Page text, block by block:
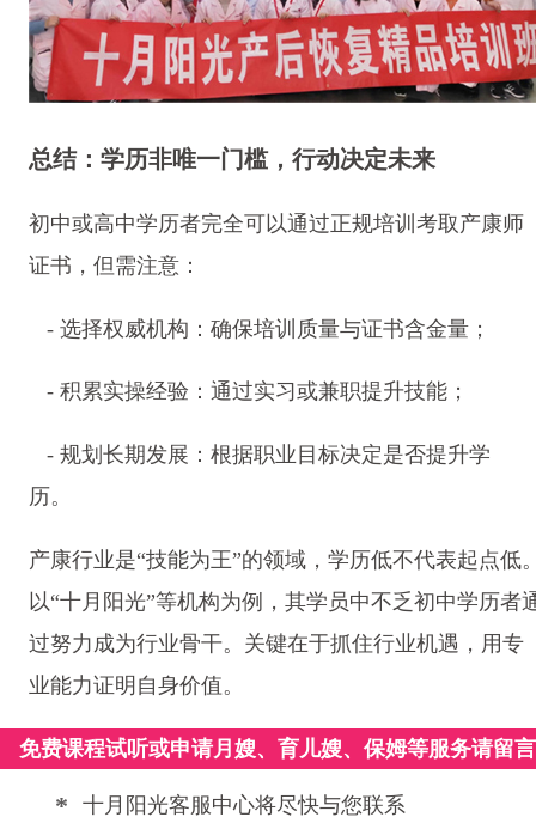
总结：学历非唯一门槛，行动决定未来
初中或高中学历者完全可以通过正规培训考取产康师
证书，但需注意：
- 选择权威机构：确保培训质量与证书含金量；
- 积累实操经验：通过实习或兼职提升技能；
- 规划长期发展：根据职业目标决定是否提升学
历。
产康行业是“技能为王”的领域，学历低不代表起点低
以“十月阳光”等机构为例，其学员中不乏初中学历者
过努力成为行业骨干。关键在于抓住行业机遇，用专
业能力证明自身价值。
免费课程试听或申请月嫂、育儿嫂、保姆等服务请留言
* 十月阳光客服中心将尽快与您联系